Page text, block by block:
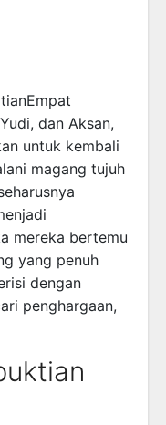
dan Aksan,
untuk kembali
magang tujuh
mereka bertemu
yang penuh
dengan
penghargaan,